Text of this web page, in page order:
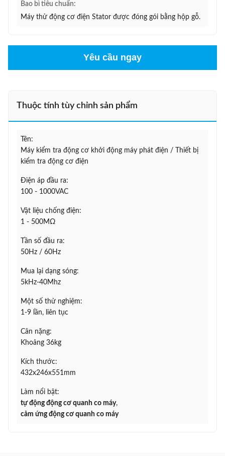
Bao bì tiêu chuẩn:
Máy thử động cơ điện Stator được đóng gói bằng hộp gỗ.
Yêu cầu ngay
Thuộc tính tùy chỉnh sản phẩm
Tên:
Máy kiểm tra động cơ khởi động máy phát điện / Thiết bị
kiểm tra động cơ điện
Điện áp đầu ra:
100 - 1000VAC
Vật liệu chống điện:
1 - 500MΩ
Tần số đầu ra:
50Hz / 60Hz
Mua lại dạng sóng:
5kHz-40Mhz
Một số thử nghiệm:
1-9 lần, liên tục
Cân nặng:
Khoảng 36kg
Kích thước:
432x246x551mm
Làm nổi bật:
tự động động cơ quanh co máy,
cảm ứng động cơ quanh co máy